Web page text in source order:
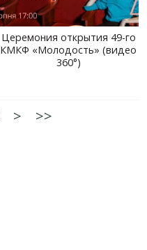
Церемония открытия 49-го
КМКФ «Молодость» (видео
360°)
> >>